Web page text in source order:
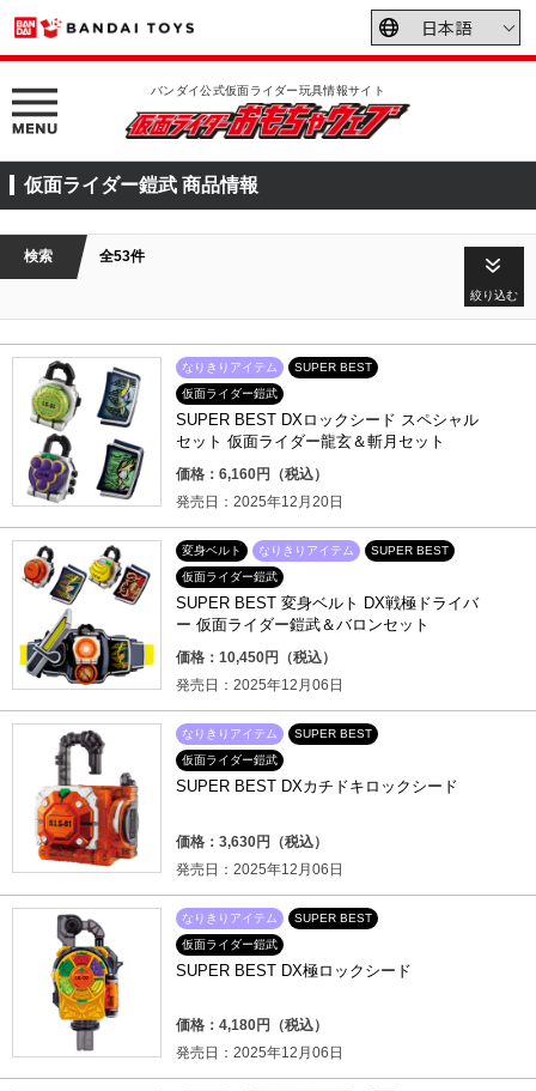
バンダイ公式仮面ライダー玩具情報サイト
仮面ライダー鎧武 商品情報
検索 全53件
絞り込む
なりきりアイテム
SUPER BEST
仮面ライダー鎧武
SUPER BEST DXロックシード スペシャル
セット 仮面ライダー龍玄＆斬月セット
価格：6,160円（税込）
発売日：2025年12月20日
変身ベルト なりきりアイテム
SUPER BEST
仮面ライダー鎧武
SUPER BEST 変身ベルト DX戦極ドライバ
ー 仮面ライダー鎧武＆バロンセット
価格：10,450円（税込）
発売日：2025年12月06日
なりきりアイテム
SUPER BEST
仮面ライダー鎧武
SUPER BEST DXカチドキロックシード
価格：3,630円（税込）
発売日：2025年12月06日
なりきりアイテム
SUPER BEST
仮面ライダー鎧武
SUPER BEST DX極ロックシード
価格：4,180円（税込）
発売日：2025年12月06日